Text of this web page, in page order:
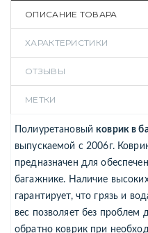
ОПИСАНИЕ ТОВАРА
ХАРАКТЕРИСТИКИ
ОТЗЫВЫ
МЕТКИ
Полиуретановыйковрик в
выпускаемой с 2006г.
предназначен для
багажнике. Наличие
гарантирует, что грязь и
вес позволяет без проблем
обратно коврик при